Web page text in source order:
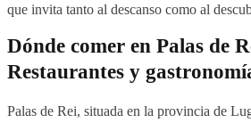
que invita tanto al descanso como al
Dónde comer en Palas de
Restaurantes y
Palas de Rei, situada en la provincia de